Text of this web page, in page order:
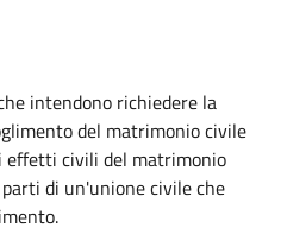
intendono richiedere la
del matrimonio civile
effetti civili del matrimonio
di un'unione civile che